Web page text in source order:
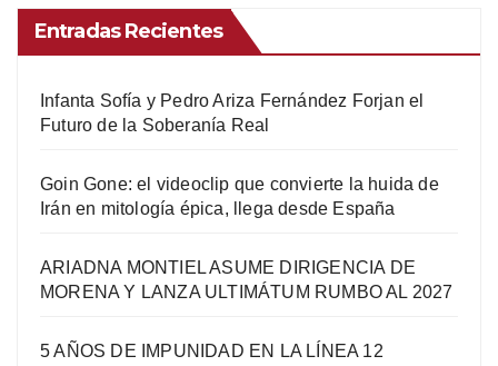
Entradas Recientes
Infanta Sofía y Pedro Ariza Fernández Forjan el
Futuro de la Soberanía Real
Goin Gone: el videoclip que convierte la huida de
Irán en mitología épica, llega desde España
ARIADNA MONTIEL ASUME DIRIGENCIA DE
MORENA Y LANZA ULTIMÁTUM RUMBO AL 2027
5 AÑOS DE IMPUNIDAD EN LA LÍNEA 12